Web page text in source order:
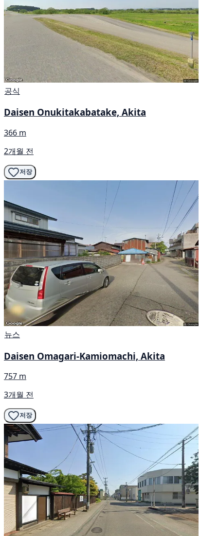
공식
Daisen Onukitakabatake, Akita
366 m
2개월 전
저장
뉴스
Daisen Omagari-Kamiomachi, Akita
757 m
3개월 전
저장